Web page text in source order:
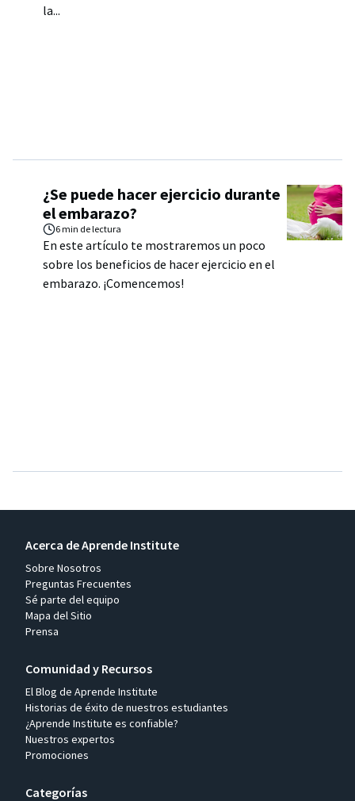
la...
¿Se puede hacer ejercicio durante
el embarazo?
6 min de lectura
En este artículo te mostraremos un poco
sobre los beneficios de hacer ejercicio en el
embarazo. ¡Comencemos!
Acerca de Aprende Institute
Sobre Nosotros
Preguntas Frecuentes
Sé parte del equipo
Mapa del Sitio
Prensa
Comunidad y Recursos
El Blog de Aprende Institute
Historias de éxito de nuestros estudiantes
¿Aprende Institute es confiable?
Nuestros expertos
Promociones
Categorías